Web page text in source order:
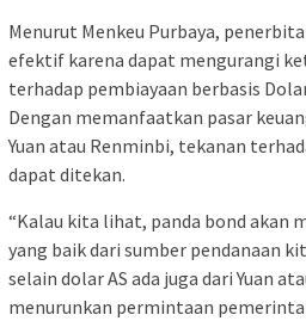
Menurut Menkeu Purbaya,
efektif karena dapat mengurangi
terhadap pembiayaan berbasis
Dengan memanfaatkan pasar
Yuan atau Renminbi, tekanan
dapat ditekan.
“Kalau kita lihat, panda bond akan
yang baik dari sumber pendanaan
selain dolar AS ada juga dari Yuan
menurunkan permintaan